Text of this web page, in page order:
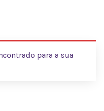
para a sua